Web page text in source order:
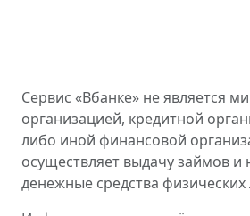
Сервис «Вбанке» не является
организацией, кредитной
либо иной финансовой
осуществляет выдачу займов и
денежные средства физических